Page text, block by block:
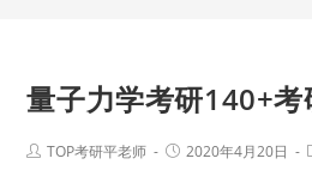
量子力学考研140+考
TOP考研平老师 2020年4月20日